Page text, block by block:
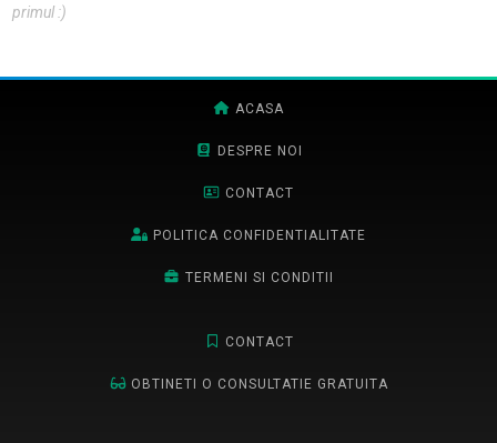
primul :)
ACASA
DESPRE NOI
CONTACT
POLITICA CONFIDENTIALITATE
TERMENI SI CONDITII
CONTACT
OBTINETI O CONSULTATIE GRATUITA